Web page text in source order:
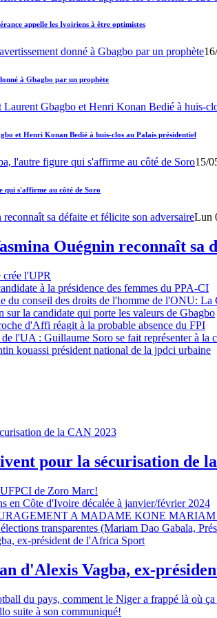
appelle les Ivoiriens à être optimistes
à Gbagbo par un prophète
et Henri Konan Bedié à huis-clos au Palais présidentiel
15/
qui s'affirme au côté de Soro
Lun
Ouégnin reconnaît sa
l'UPR
à la présidence des femmes du PPA-CI
du conseil des droits de l'homme de l'ONU:
la candidate qui porte les valeurs de Gbagbo
d'Affi réagit à la probable absence du FPI
l'UA : Guillaume Soro se fait représenter à la
kouassi président national de la jpdci urbaine
pour la sécurisation de
de Zoro Marc!
en Côte d'Ivoire décalée à janvier/février 2024
A MADAME KONE
transparentes (Mariam Dao Gabala,
d'Alexis Vagba, ex-
du pays, comment le Niger a frappé là où
suite à son communiqué!